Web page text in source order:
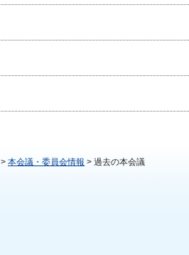
> 本会議・委員会情報 > 過去の本会議